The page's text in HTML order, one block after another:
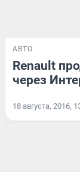
АВТО
Renault
через
18 августа, 2016,